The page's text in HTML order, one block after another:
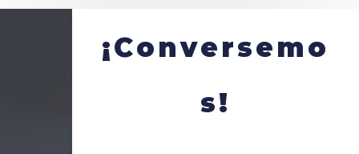
¡Conversemo
s!